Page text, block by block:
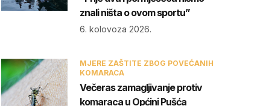
znali ništa o ovom sportu”
6. kolovoza 2026.
MJERE ZAŠTITE ZBOG POVEĆANIH
KOMARACA
Večeras zamagljivanje protiv
komaraca u Općini Pušća